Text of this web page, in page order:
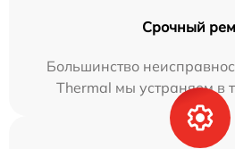
Срочный
Большинство
Thermal мы устраняем в